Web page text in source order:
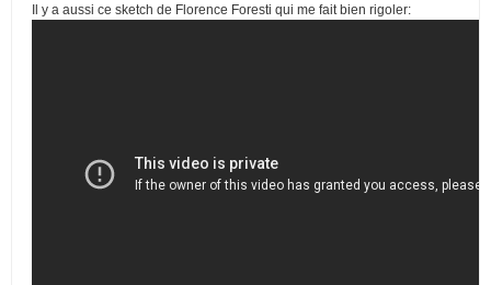
Il y a aussi ce sketch de Florence Foresti qui me fait bien rigoler: